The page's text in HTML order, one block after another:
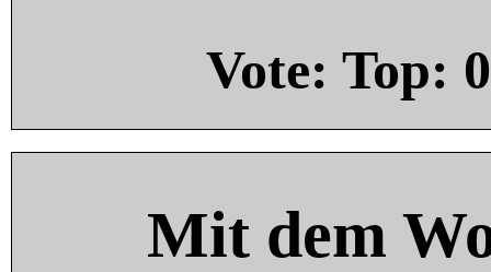
Vote: Top: 0
Mit dem